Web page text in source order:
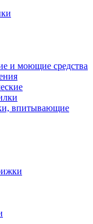
и моющие средства
впитывающие